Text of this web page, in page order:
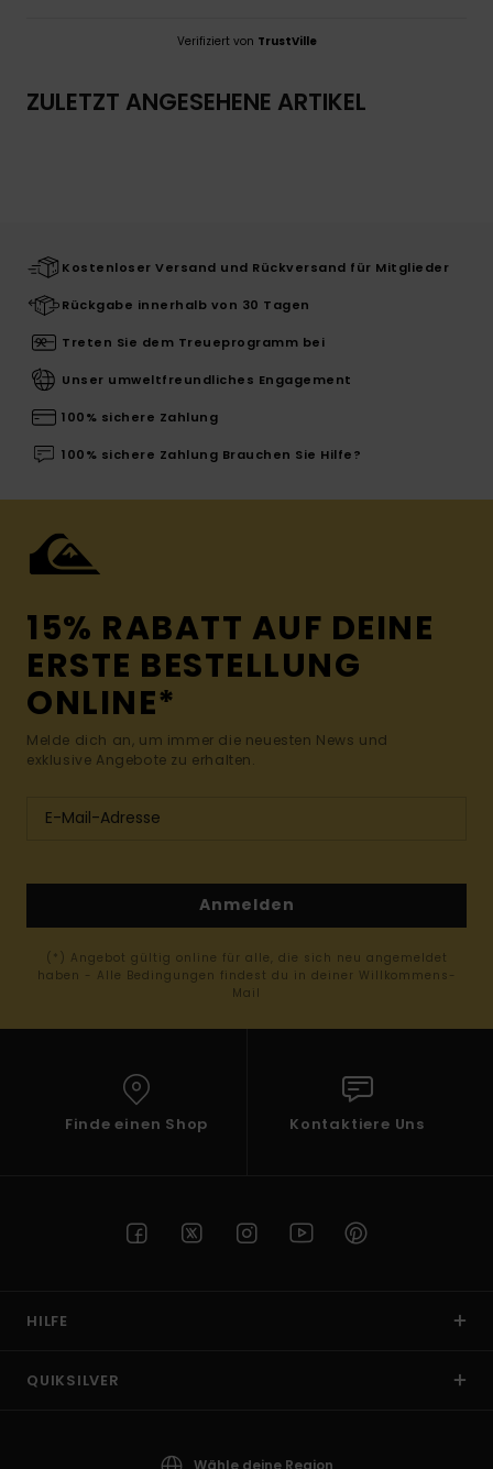
Verifiziert von TrustVille
ZULETZT ANGESEHENE ARTIKEL
Kostenloser Versand und Rückversand für Mitglieder
Rückgabe innerhalb von 30 Tagen
Treten Sie dem Treueprogramm bei
Unser umweltfreundliches Engagement
100% sichere Zahlung
100% sichere Zahlung Brauchen Sie Hilfe?
15% RABATT AUF DEINE
ERSTE BESTELLUNG
ONLINE*
Melde dich an, um immer die neuesten News und
exklusive Angebote zu erhalten.
Anmelden
(*) Angebot gültig online für alle, die sich neu angemeldet
haben - Alle Bedingungen findest du in deiner Willkommens-
Mail
Finde einen Shop Kontaktiere Uns
HILFE
QUIKSILVER
Wähle deine Region